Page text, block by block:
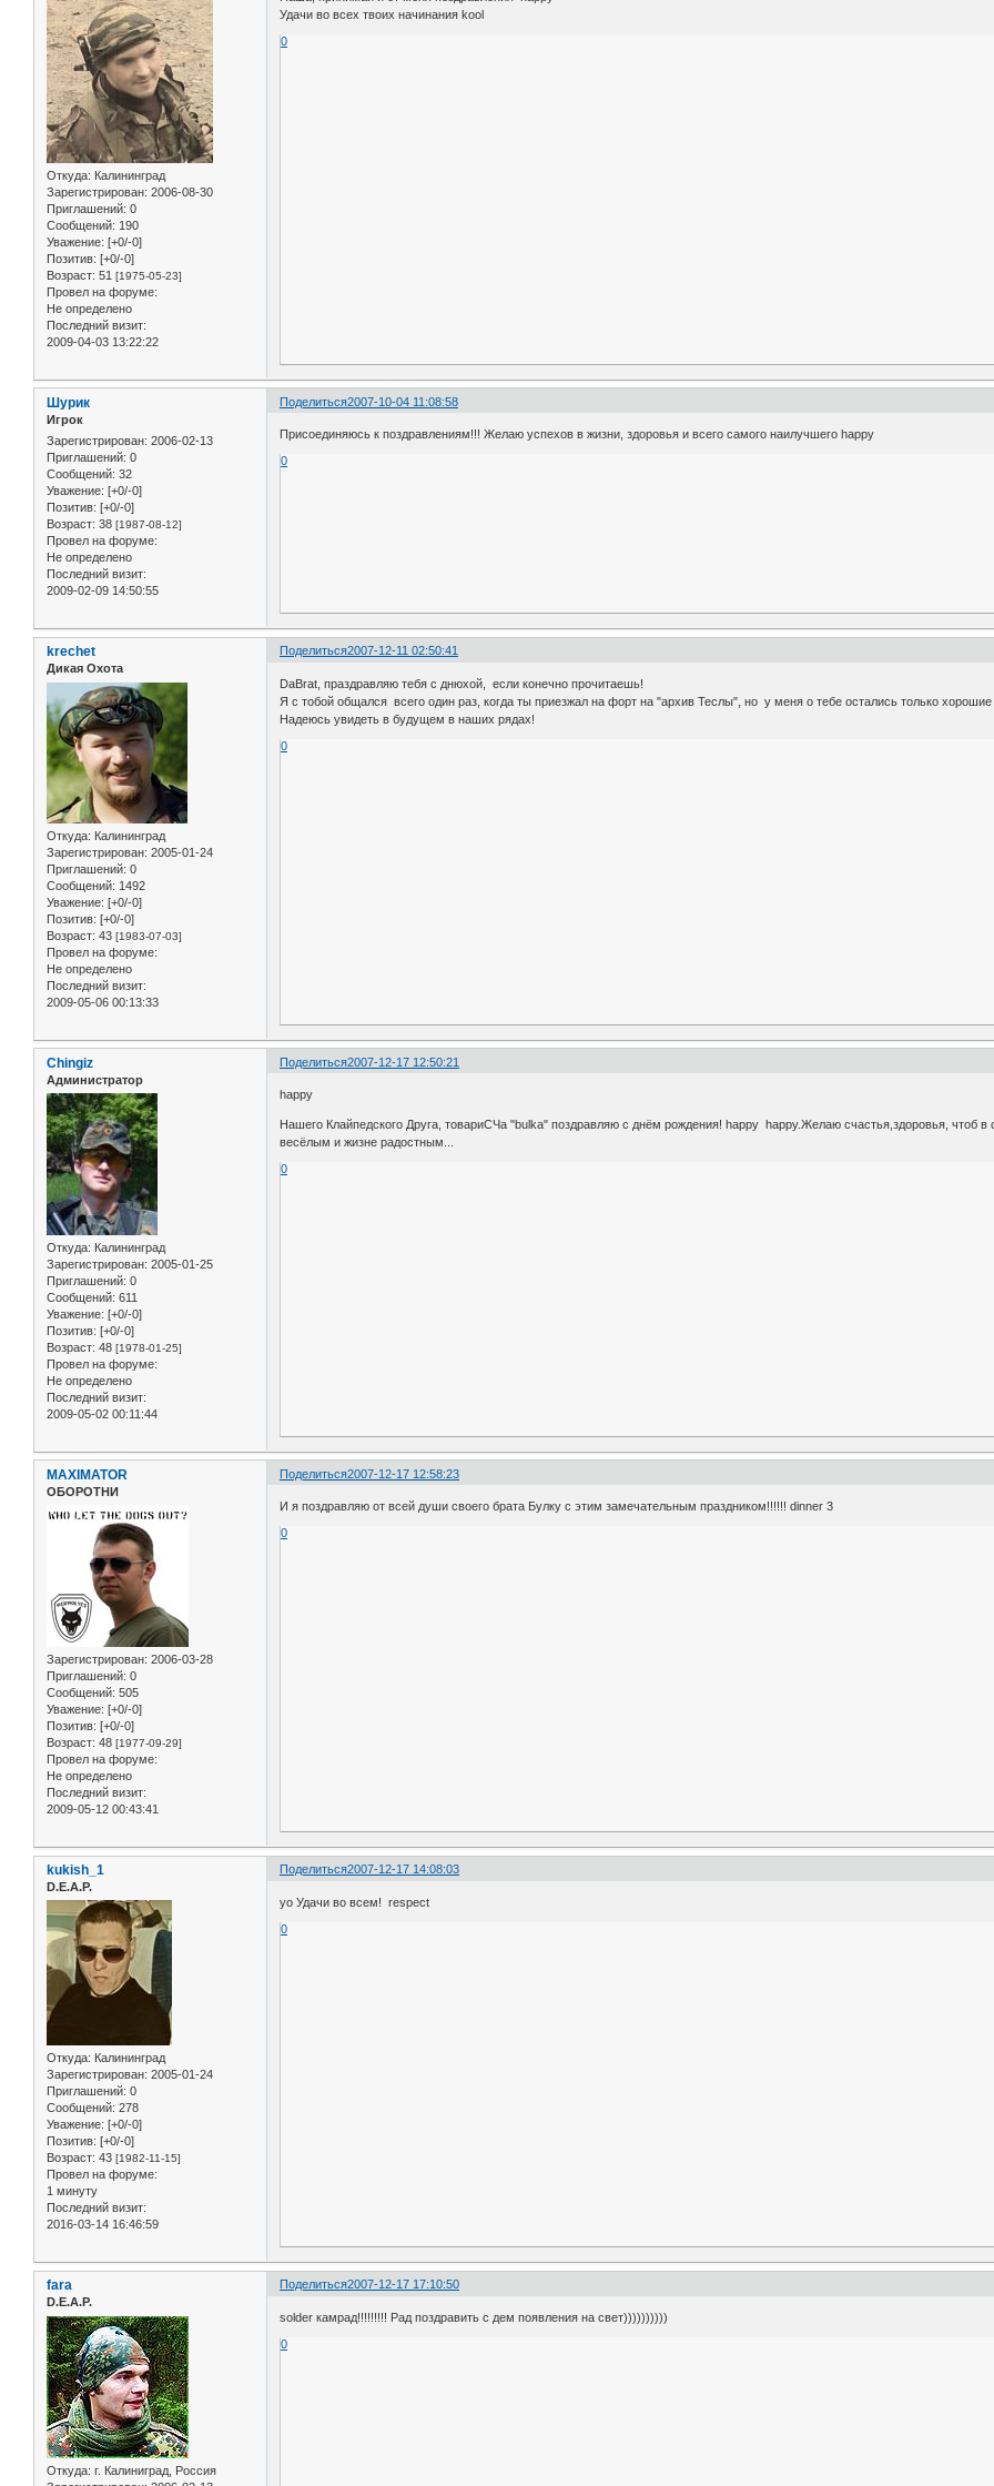
Откуда: Калининград
Зарегистрирован: 2006-08-30
Приглашений: 0
Сообщений: 190
Уважение: [+0/-0]
Позитив: [+0/-0]
Возраст: 51 [1975-05-23]
Провел на форуме:
Не определено
Последний визит:
2009-04-03 13:22:22
Удачи во всех твоих начинания kool
0
Поделиться2007-10-04 11:08:58
Шурик
Игрок
Зарегистрирован: 2006-02-13
Приглашений: 0
Сообщений: 32
Уважение: [+0/-0]
Позитив: [+0/-0]
Возраст: 38 [1987-08-12]
Провел на форуме:
Не определено
Последний визит:
2009-02-09 14:50:55
Присоединяюсь к поздравлениям!!! Желаю успехов в жизни, здоровья и всего самого наилучшего happy
0
Поделиться2007-12-11 02:50:41
krechet
Дикая Охота
Откуда: Калининград
Зарегистрирован: 2005-01-24
Приглашений: 0
Сообщений: 1492
Уважение: [+0/-0]
Позитив: [+0/-0]
Возраст: 43 [1983-07-03]
Провел на форуме:
Не определено
Последний визит:
2009-05-06 00:13:33
DaBrat, праздравляю тебя с днюхой, если конечно прочитаешь!
Я с тобой общался всего один раз, когда ты приезжал на форт на "архив Теслы", но у меня о тебе остались только хорошие
Надеюсь увидеть в будущем в наших рядах!
0
Поделиться2007-12-17 12:50:21
Chingiz
Администратор
Откуда: Калининград
Зарегистрирован: 2005-01-25
Приглашений: 0
Сообщений: 611
Уважение: [+0/-0]
Позитив: [+0/-0]
Возраст: 48 [1978-01-25]
Провел на форуме:
Не определено
Последний визит:
2009-05-02 00:11:44
happy
Нашего Клайпедского Друга, товариСЧа "bulka" поздравляю с днём рождения! happy happy.Желаю счастья,здоровья, чтоб
весёлым и жизне радостным...
0
Поделиться2007-12-17 12:58:23
MAXIMATOR
ОБОРОТНИ
Зарегистрирован: 2006-03-28
Приглашений: 0
Сообщений: 505
Уважение: [+0/-0]
Позитив: [+0/-0]
Возраст: 48 [1977-09-29]
Провел на форуме:
Не определено
Последний визит:
2009-05-12 00:43:41
И я поздравляю от всей души своего брата Булку с этим замечательным праздником!!!!!! dinner 3
0
Поделиться2007-12-17 14:08:03
kukish_1
D.E.A.P.
Откуда: Калининград
Зарегистрирован: 2005-01-24
Приглашений: 0
Сообщений: 278
Уважение: [+0/-0]
Позитив: [+0/-0]
Возраст: 43 [1982-11-15]
Провел на форуме:
1 минуту
Последний визит:
2016-03-14 16:46:59
yo Удачи во всем! respect
0
Поделиться2007-12-17 17:10:50
fara
D.E.A.P.
Откуда: г. Калиниград, Россия
solder камрад!!!!!!!!! Рад поздравить с дем появления на свет))))))))))
0